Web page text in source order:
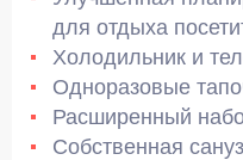
для отдыха
Холодильник и
Одноразовые
Расширенный
Собственная